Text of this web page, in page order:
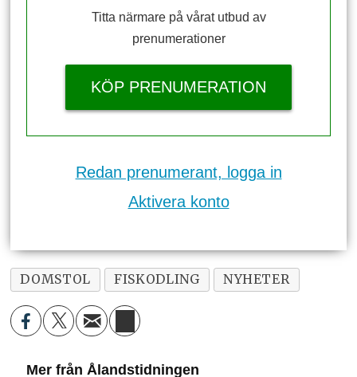
Titta närmare på vårat utbud av
prenumerationer
KÖP PRENUMERATION
Redan prenumerant, logga in
Aktivera konto
DOMSTOL FISKODLING NYHETER